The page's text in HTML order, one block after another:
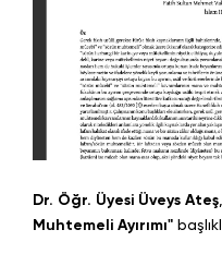
Dr. Öğr. Üyesi Üveys Ateş,
Muhtemeli Ayırımı"